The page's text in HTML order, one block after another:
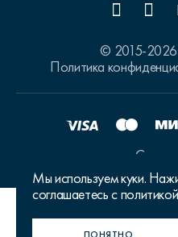
ДА, ВЕРНО
Мы используем куки.
соглашаетесь с
ПОНЯТНО
© 2015-2026
Политика